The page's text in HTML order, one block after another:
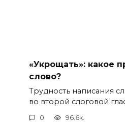
«Укрощать»: какое
слово?
Трудность написания
во второй слоговой
0 96.6к.